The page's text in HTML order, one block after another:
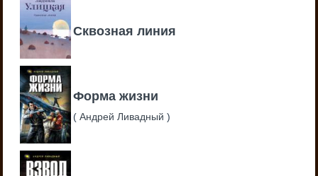
Сквозная линия
Форма жизни
(Андрей Ливадный)